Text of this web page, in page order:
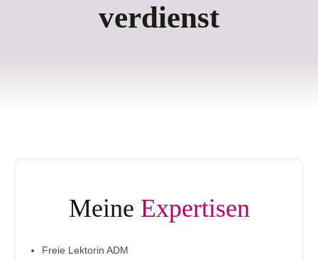
verdienst
Meine Expertisen
Freie Lektorin ADM